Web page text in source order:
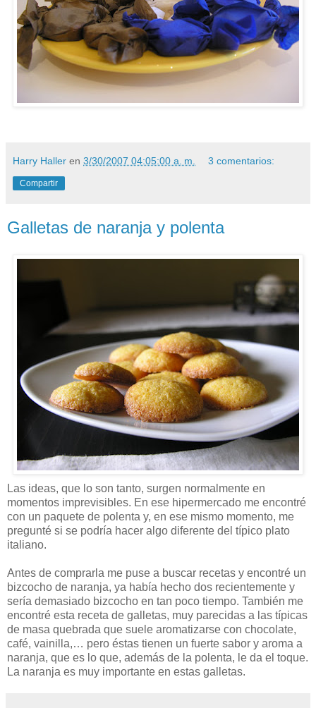
Harry Haller en 3/30/2007 04:05:00 a. m. 3 comentarios:
Compartir
Galletas de naranja y polenta
Las ideas, que lo son tanto, surgen normalmente en
momentos imprevisibles. En ese hipermercado me encontré
con un paquete de polenta y, en ese mismo momento, me
pregunté si se podría hacer algo diferente del típico plato
italiano.
Antes de comprarla me puse a buscar recetas y encontré un
bizcocho de naranja, ya había hecho dos recientemente y
sería demasiado bizcocho en tan poco tiempo. También me
encontré esta receta de galletas, muy parecidas a las típicas
de masa quebrada que suele aromatizarse con chocolate,
café, vainilla,… pero éstas tienen un fuerte sabor y aroma a
naranja, que es lo que, además de la polenta, le da el toque.
La naranja es muy importante en estas galletas.